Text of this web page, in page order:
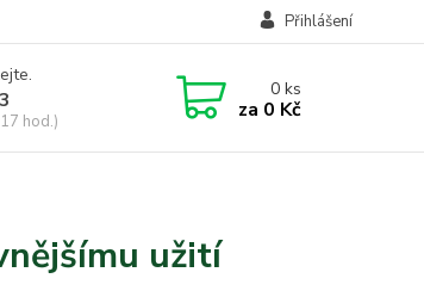
Přihlášení
hod.)
0ks
za 0 Kč
užití